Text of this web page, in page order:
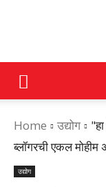
Home उद्योग
ब्लॉगरची एकल मोहीम
उद्योग